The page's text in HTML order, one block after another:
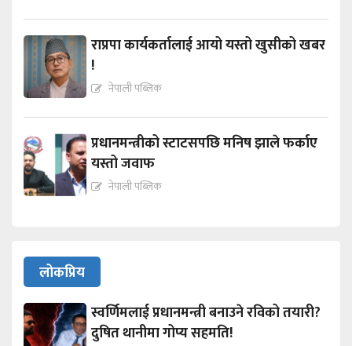
राप्रपा कार्यकर्तालाई आयो यस्तो खुसीको खबर
!
नेपाली पब्लिक
प्रधानमन्त्रीको स्टाटसपछि मनिष झाले फर्काए
यस्तो जवाफ
नेपाली पब्लिक
लोकप्रिय
स्वर्णिमलाई प्रधानमन्त्री बनाउने रविको तयारी?
दुषित थानीमा गोप्य सहमति!